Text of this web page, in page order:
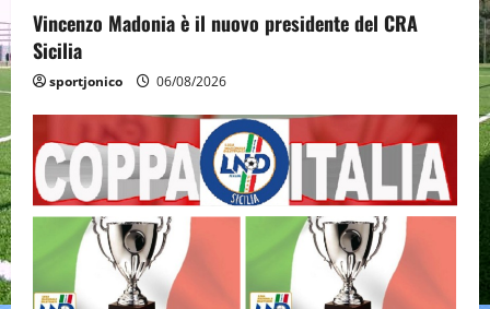
Vincenzo Madonia è il nuovo presidente del CRA
Sicilia
sportjonico 06/08/2026